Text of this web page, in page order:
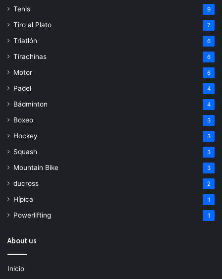
Tenis 9
Tiro al Plato 7
Triatlón 6
Tirachinas 6
Motor 6
Padel 4
Bádminton 4
Boxeo 3
Hockey 3
Squash 3
Mountain Bike 3
ducross 2
Hípica 1
Powerlifting 1
About us
Inicio